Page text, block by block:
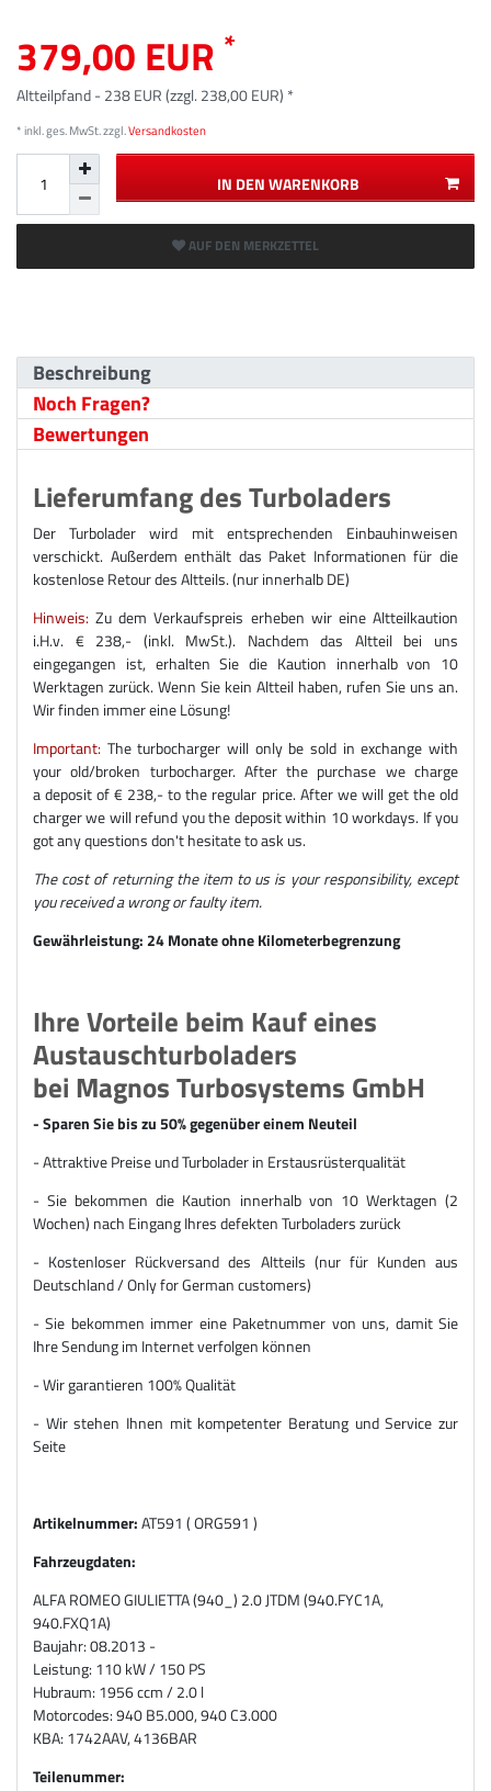
379,00 EUR *
Altteilpfand - 238 EUR (zzgl. 238,00 EUR) *
* inkl. ges. MwSt. zzgl.Versandkosten
IN DEN WARENKORB
AUF DEN MERKZETTEL
Beschreibung
Noch Fragen?
Bewertungen
Lieferumfang des Turboladers
Der Turbolader wird mit entsprechenden Einbauhinweisen
verschickt. Außerdem enthält das Paket Informationen für die
kostenlose Retour des Altteils. (nur innerhalb DE)
Hinweis: Zu dem Verkaufspreis erheben wir eine Altteilkaution
i.H.v. € 238,- (inkl. MwSt.). Nachdem das Altteil bei uns
eingegangen ist, erhalten Sie die Kaution innerhalb von 10
Werktagen zurück. Wenn Sie kein Altteil haben, rufen Sie uns an.
Wir finden immer eine Lösung!
Important: The turbocharger will only be sold in exchange with
your old/broken turbocharger. After the purchase we charge
a deposit of € 238,- to the regular price. After we will get the old
charger we will refund you the deposit within 10 workdays. If you
got any questions don't hesitate to ask us.
The cost of returning the item to us is your responsibility, except
you received a wrong or faulty item.
Gewährleistung: 24 Monate ohne Kilometerbegrenzung
Ihre Vorteile beim Kauf eines
Austauschturboladers
bei Magnos Turbosystems GmbH
- Sparen Sie bis zu 50% gegenüber einem Neuteil
- Attraktive Preise und Turbolader in Erstausrüsterqualität
- Sie bekommen die Kaution innerhalb von 10 Werktagen (2
Wochen) nach Eingang Ihres defekten Turboladers zurück
- Kostenloser Rückversand des Altteils (nur für Kunden aus
Deutschland / Only for German customers)
- Sie bekommen immer eine Paketnummer von uns, damit Sie
Ihre Sendung im Internet verfolgen können
- Wir garantieren 100% Qualität
- Wir stehen Ihnen mit kompetenter Beratung und Service zur
Seite
Artikelnummer:AT591 ( ORG591 )
Fahrzeugdaten:
ALFA ROMEO GIULIETTA (940_) 2.0 JTDM (940.FYC1A,
940.FXQ1A)
Baujahr: 08.2013 -
Leistung: 110 kW / 150 PS
Hubraum: 1956 ccm / 2.0 l
Motorcodes: 940 B5.000, 940 C3.000
KBA: 1742AAV, 4136BAR
Teilenummer: